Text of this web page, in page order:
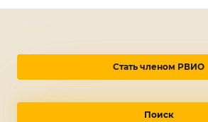
Стать членом РВИО
Поиск